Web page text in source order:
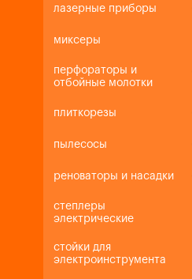
лазерные приборы
миксеры
перфораторы и
отбойные молотки
плиткорезы
пылесосы
реноваторы и насадки
степлеры
электрические
стойки для
электроинструмента